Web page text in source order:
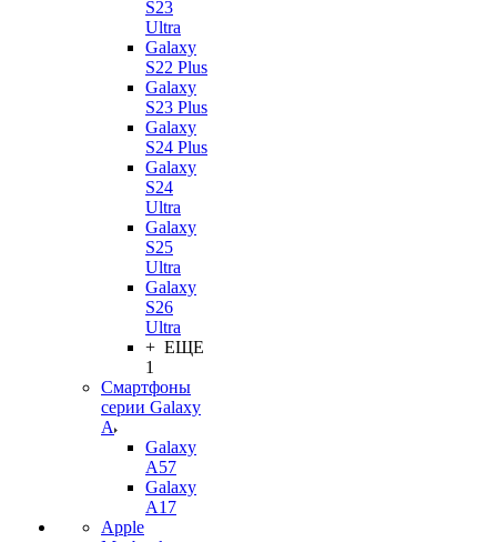
S23
Ultra
Galaxy
S22 Plus
Galaxy
S23 Plus
Galaxy
S24 Plus
Galaxy
S24
Ultra
Galaxy
S25
Ultra
Galaxy
S26
Ultra
+ ЕЩЕ
1
Смартфоны
серии Galaxy
A
Galaxy
A57
Galaxy
A17
Apple